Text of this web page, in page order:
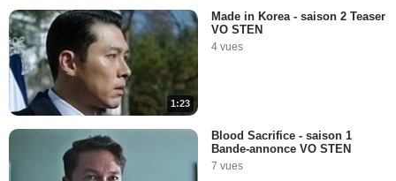
1:23
Made in Korea - saison 2 Teaser
VO STEN
4 vues
Blood Sacrifice - saison 1
Bande-annonce VO STEN
7 vues